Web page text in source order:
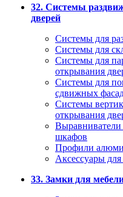
32. Системы
дверей
Системы для
Системы для
Системы для
открывания
Системы для
сдвижных
Системы
открывания
Выравниватели
шкафов
Профили
Аксессуары
33. Замки для